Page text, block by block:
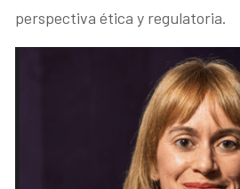
perspectiva ética y regulatoria.